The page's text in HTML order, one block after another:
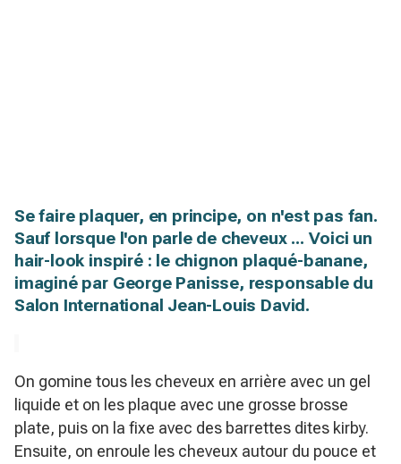
Se faire plaquer, en principe, on n'est pas fan.
Sauf lorsque l'on parle de cheveux ... Voici un
hair-look inspiré : le chignon plaqué-banane,
imaginé par George Panisse, responsable du
Salon International Jean-Louis David.
On gomine tous les cheveux en arrière avec un gel
liquide et on les plaque avec une grosse brosse
plate, puis on la fixe avec des barrettes dites kirby.
Ensuite, on enroule les cheveux autour du pouce et